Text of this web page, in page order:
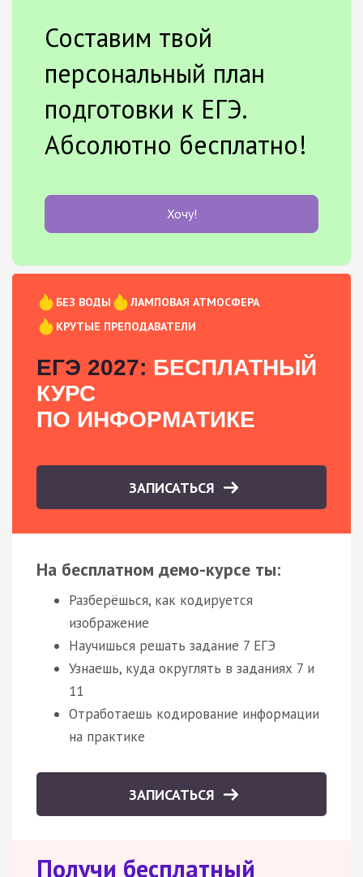
Составим твой
персональный план
подготовки к ЕГЭ.
Абсолютно бесплатно!
Хочу!
БЕЗ ВОДЫ
ЛАМПОВАЯ АТМОСФЕРА
КРУТЫЕ ПРЕПОДАВАТЕЛИ
ЕГЭ 2027: БЕСПЛАТНЫЙ
КУРС
ПО ИНФОРМАТИКЕ
ЗАПИСАТЬСЯ
На бесплатном демо-курсе ты:
Разберёшься, как кодируется
изображение
Научишься решать задание 7 ЕГЭ
Узнаешь, куда округлять в заданиях 7 и
11
Отработаешь кодирование информации
на практике
ЗАПИСАТЬСЯ
Получи бесплатный